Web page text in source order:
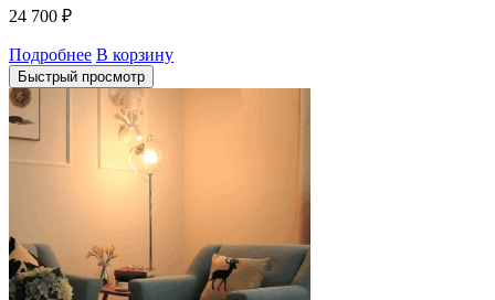
24 700 ₽
Подробнее В корзину
Быстрый просмотр